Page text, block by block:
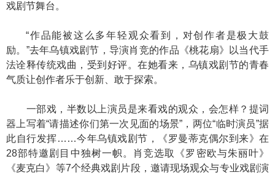
戏剧节舞台。
“作品能被这么多年轻观众看到，对创作者是极大鼓
励。”去年乌镇戏剧节，导演肖竞的作品《桃花扇》以当代手
法诠释传统戏曲，受到好评。在她看来，乌镇戏剧节的青春
气质让创作者乐于创新、敢于探索。
一部戏，半数以上演员是来看戏的观众，会怎样？提词
器上写着“请描述你们第一次见面的场景”，两位“临时演员”据
此自行发挥……今年乌镇戏剧节，《罗曼蒂克偶尔到来》在
28部特邀剧目中独树一帜。肖竞选取《罗密欧与朱丽叶》
《麦克白》等7个经典戏剧片段，邀请现场观众与专业戏剧演